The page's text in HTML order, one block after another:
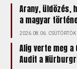
Arany, üldözés,
a magyar
2026.08.06. CSÜTÖRTÖK
Alig verte meg
Audit a